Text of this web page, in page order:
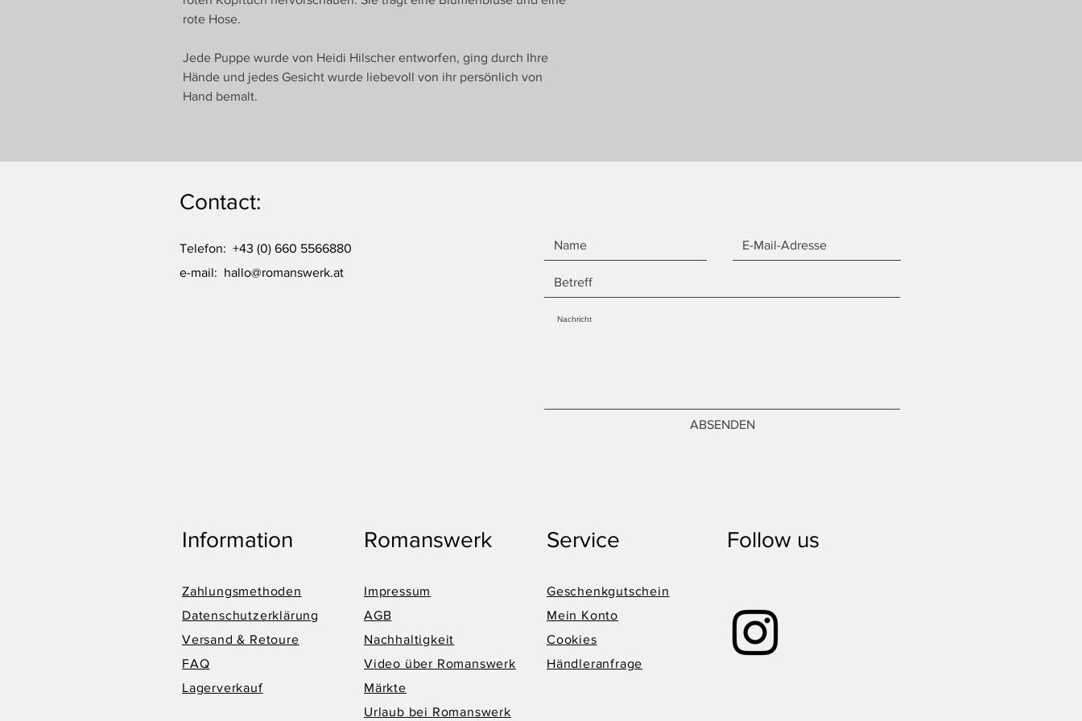
rote Hose.
Jede Puppe wurde von Heidi Hilscher entworfen, ging durch Ihre
Hände und jedes Gesicht wurde liebevoll von ihr persönlich von
Hand bemalt.
Contact:
Telefon: +43 (0) 660 5566880
e-mail: hallo@romanswerk.at
ABSENDEN
Information
Zahlungsmethoden
Datenschutzerklärung
Versand & Retoure
FAQ
Lagerverkauf
Romanswerk
Impressum
AGB
Nachhaltigkeit
Video über Romanswerk
Märkte
Urlaub bei Romanswerk
Service
Geschenkgutschein
Mein Konto
Cookies
Händleranfrage
Follow us